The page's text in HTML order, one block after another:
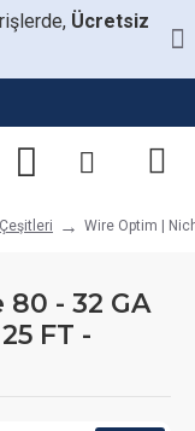
Ücretsiz
Wire Optim |
- 32 GA
FT -